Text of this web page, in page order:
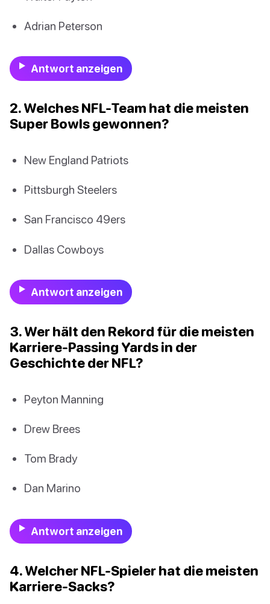
Adrian Peterson
Antwort anzeigen
2. Welches NFL-Team hat die meisten
Super Bowls gewonnen?
New England Patriots
Pittsburgh Steelers
San Francisco 49ers
Dallas Cowboys
Antwort anzeigen
3. Wer hält den Rekord für die meisten
Karriere-Passing Yards in der
Geschichte der NFL?
Peyton Manning
Drew Brees
Tom Brady
Dan Marino
Antwort anzeigen
4. Welcher NFL-Spieler hat die meisten
Karriere-Sacks?